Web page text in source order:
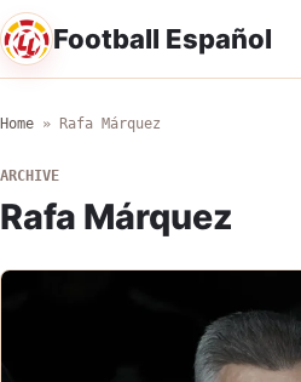
Football Español
Home » Rafa Márquez
ARCHIVE
Rafa Márquez